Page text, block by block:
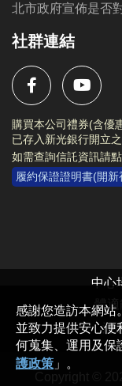
北市政府宣佈是否
社群連結
購買本公司禮券(含優
已存入新光銀行開立
如需查詢信託資訊請
履約保證證明書(開新
Copyright ©